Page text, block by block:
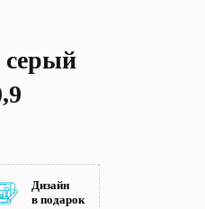
серый
Дизайн
в подарок